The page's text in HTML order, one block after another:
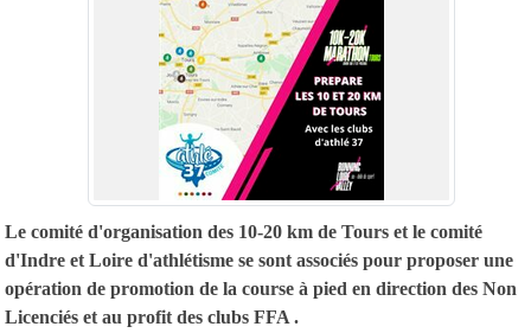
Le comité d'organisation des 10-20 km de Tours et le comité
d'Indre et Loire d'athlétisme se sont associés pour proposer une
opération de promotion de la course à pied en direction des Non
Licenciés et au profit des clubs FFA .